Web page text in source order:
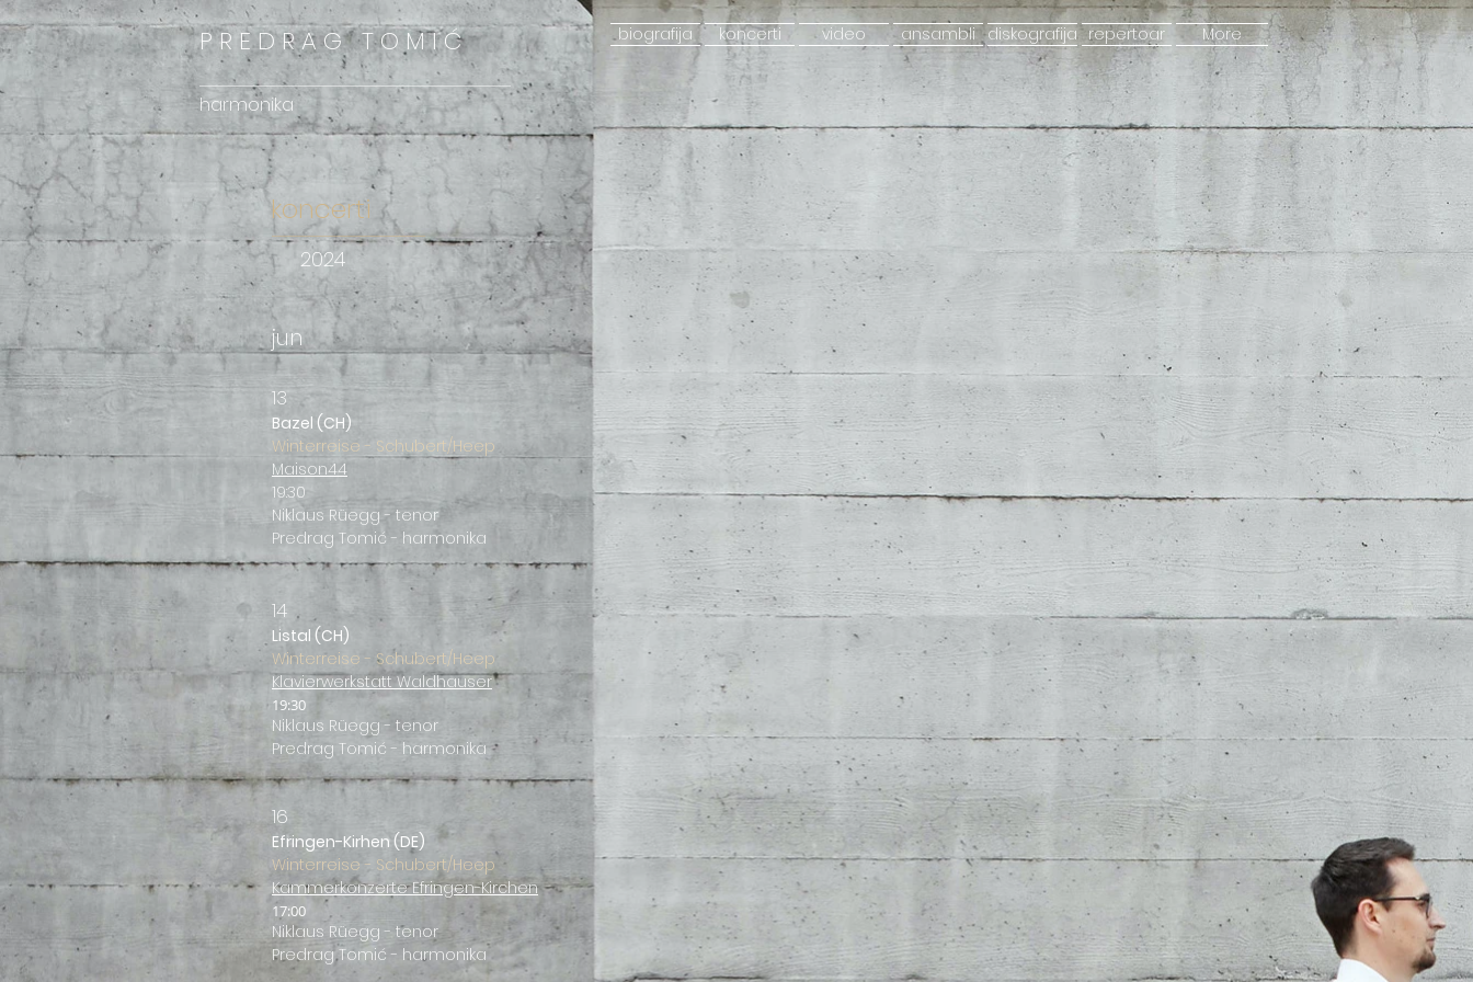
biografija koncerti video ansambli diskografija repertoar More
P R E D R A GT O M I Ć
harmonika
koncerti
2024
jun
13
Bazel (CH)
Winterreise - Schubert/Heep
Maison44
19:30
Niklaus Rüegg - tenor
Predrag Tomić - harmonika
14
Listal (CH)
Winterreise - Schubert/Heep
Klavierwerkstatt Waldhauser
19:30
Niklaus Rüegg - tenor
Predrag Tomić - harmonika
16
Efringen-Kirhen (DE)
Winterreise - Schubert/Heep
Kammerkonzerte Efringen-Kirchen
17:00
Niklaus Rüegg - tenor
Predrag Tomić - harmonika